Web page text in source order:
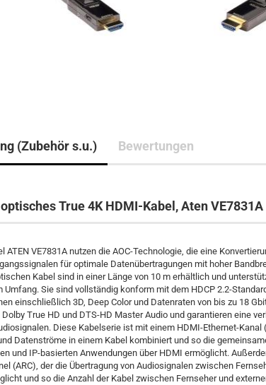
(Zubehör s.u.) Bewertungen
True 4K HDMI-Kabel, Aten VE7831A
ATEN VE7831A nutzen die AOC-Technologie, die eine
für optimale Datenübertragungen mit hoher
Kabel sind in einer Länge von 10 m erhältlich und
Umfang. Sie sind vollständig konform mit dem HDCP 2.2-
einschließlich 3D, Deep Color und Datenraten von bis zu 18
True HD und DTS-HD Master Audio und garantieren eine
Diese Kabelserie ist mit einem HDMI-Ethernet-Kanal
Datenströme in einem Kabel kombiniert und so die
und IP-basierten Anwendungen über HDMI ermöglicht.
(ARC), der die Übertragung von Audiosignalen zwischen
und so die Anzahl der Kabel zwischen Fernseher und